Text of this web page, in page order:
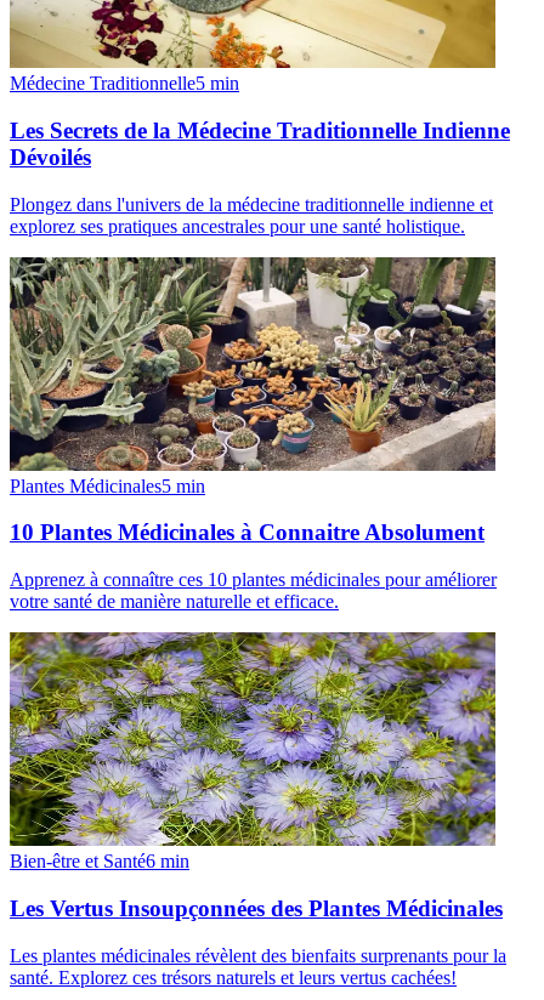
Médecine Traditionnelle5 min
Les Secrets de la Médecine Traditionnelle Indienne
Dévoilés
Plongez dans l'univers de la médecine traditionnelle indienne et
explorez ses pratiques ancestrales pour une santé holistique.
Plantes Médicinales5 min
10 Plantes Médicinales à Connaitre Absolument
Apprenez à connaître ces 10 plantes médicinales pour améliorer
votre santé de manière naturelle et efficace.
Bien-être et Santé6 min
Les Vertus Insoupçonnées des Plantes Médicinales
Les plantes médicinales révèlent des bienfaits surprenants pour la
santé. Explorez ces trésors naturels et leurs vertus cachées!